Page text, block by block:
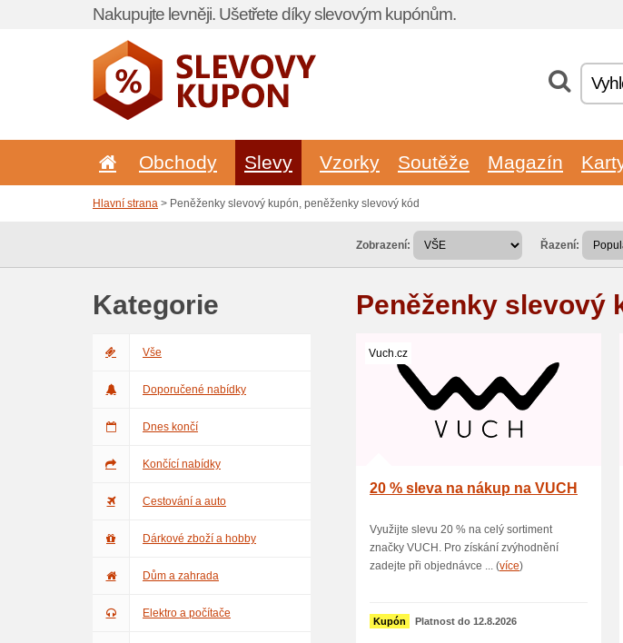
Nakupujte levněji. Ušetřete díky slevovým kupónům.
Obchody Slevy Vzorky Soutěže Magazín
Hlavní strana > Peněženky slevový kupón, peněženky slevový kód
Zobrazení: Řazení:
Kategorie
Vše
Doporučené nabídky
Dnes končí
Končící nabídky
Cestování a auto
Dárkové zboží a hobby
Dům a zahrada
Elektro a počítače
Peněženky slevový
Vuch.cz
20 % sleva na nákup na VUCH
Využijte slevu 20 % na celý sortiment
značky VUCH. Pro získání zvýhodnění
zadejte při objednávce ... (více)
Kupón Platnost do 12.8.2026